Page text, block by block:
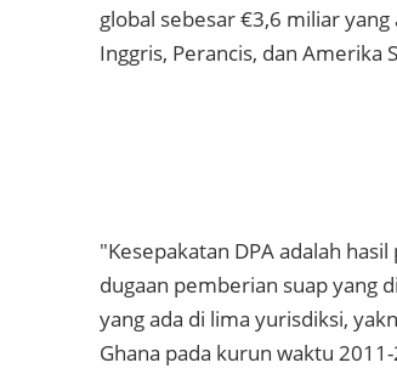
global sebesar €3,6 miliar
Inggris, Perancis, dan Amerika
"Kesepakatan DPA adalah
dugaan pemberian suap yang
yang ada di lima yurisdiksi,
Ghana pada kurun waktu